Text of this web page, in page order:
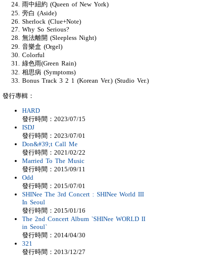
雨中紐約 (Queen of New York)
旁白 (Aside)
Sherlock (Clue+Note)
Why So Serious?
無法離開 (Sleepless Night)
音樂盒 (Orgel)
Colorful
綠色雨(Green Rain)
相思病 (Symptoms)
Bonus Track 3 2 1 (Korean Ver.) (Studio Ver.)
發行專輯：
HARD
發行時間：2023/07/15
ISDJ
發行時間：2023/07/01
Don&#39;t Call Me
發行時間：2021/02/22
Married To The Music
發行時間：2015/09/11
Odd
發行時間：2015/07/01
SHINee The 3rd Concert : SHINee World III
In Seoul
發行時間：2015/01/16
The 2nd Concert Album `SHINee WORLD II
in Seoul`
發行時間：2014/04/30
321
發行時間：2013/12/27